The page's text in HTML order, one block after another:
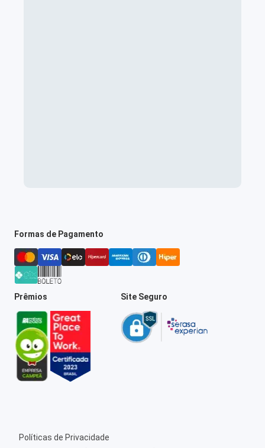
Formas de Pagamento
Prêmios Site Seguro
Políticas de Privacidade